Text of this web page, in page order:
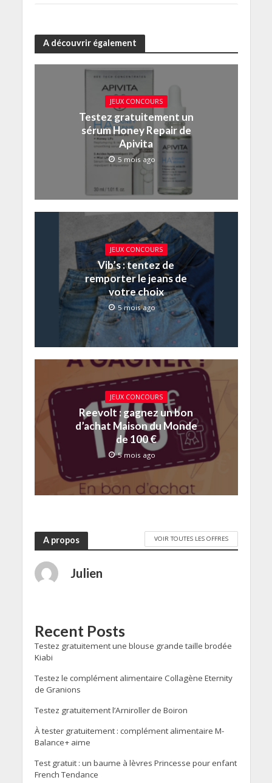
A découvrir également
JEUX CONCOURS
Testez gratuitement un
sérum Honey Repair de
Apivita
5 mois ago
JEUX CONCOURS
Vib’s : tentez de
remporter le jeans de
votre choix
5 mois ago
JEUX CONCOURS
Reevolt : gagnez un bon
d’achat Maison du Monde
de 100 €
5 mois ago
A propos VOIR TOUTES LES OFFRES
Julien
Recent Posts
Testez gratuitement une blouse grande taille brodée
Kiabi
Testez le complément alimentaire Collagène Eternity
de Granions
Testez gratuitement l’Arniroller de Boiron
À tester gratuitement : complément alimentaire M-
Balance+ aime
Test gratuit : un baume à lèvres Princesse pour enfant
French Tendance